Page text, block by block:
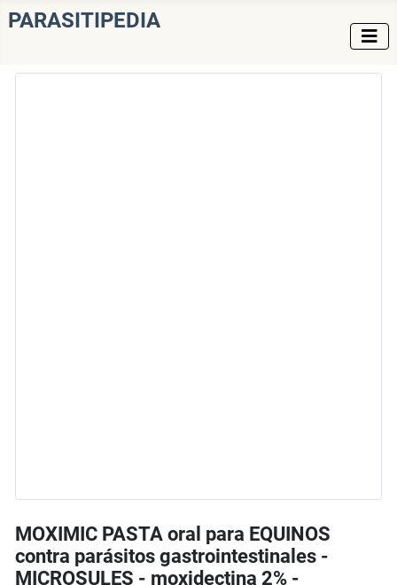
PARASITIPEDIA
MOXIMIC PASTA oral para EQUINOS
contra parásitos gastrointestinales -
MICROSULES - moxidectina 2% -